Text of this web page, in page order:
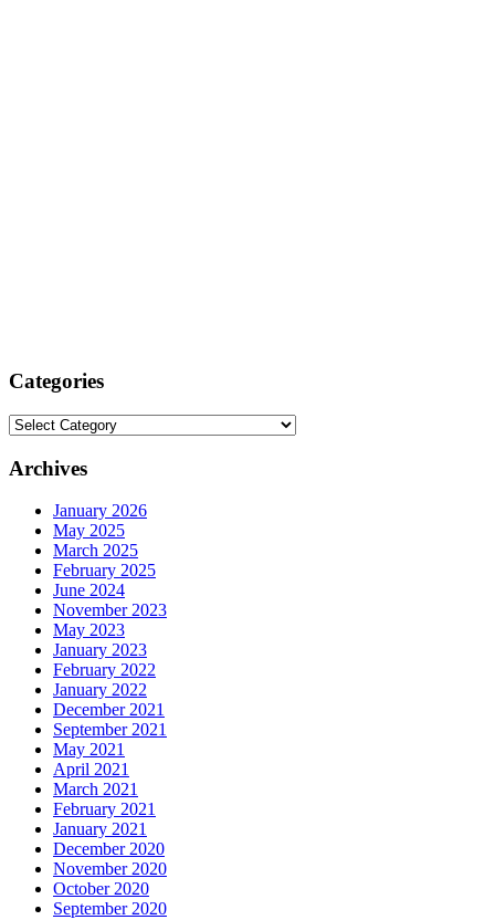
Categories
Categories
Archives
January 2026
May 2025
March 2025
February 2025
June 2024
November 2023
May 2023
January 2023
February 2022
January 2022
December 2021
September 2021
May 2021
April 2021
March 2021
February 2021
January 2021
December 2020
November 2020
October 2020
September 2020